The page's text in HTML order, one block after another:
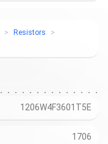
Resistors
1206W4F3601T5E
1706